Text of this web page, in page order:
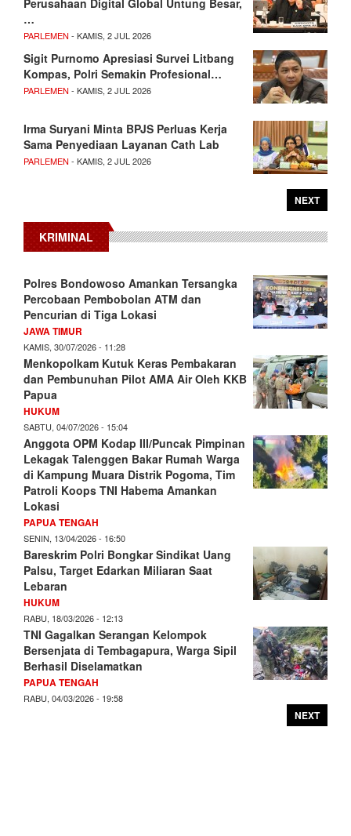
…
PARLEMEN - KAMIS, 2 JUL 2026
Sigit Purnomo Apresiasi Survei Litbang
Kompas, Polri Semakin Profesional…
PARLEMEN - KAMIS, 2 JUL 2026
Irma Suryani Minta BPJS Perluas Kerja
Sama Penyediaan Layanan Cath Lab
PARLEMEN - KAMIS, 2 JUL 2026
NEXT
KRIMINAL
Polres Bondowoso Amankan Tersangka
Percobaan Pembobolan ATM dan
Pencurian di Tiga Lokasi
JAWA TIMUR
KAMIS, 30/07/2026 - 11:28
Menkopolkam Kutuk Keras Pembakaran
dan Pembunuhan Pilot AMA Air Oleh KKB
Papua
HUKUM
SABTU, 04/07/2026 - 15:04
Anggota OPM Kodap III/Puncak Pimpinan
Lekagak Talenggen Bakar Rumah Warga
di Kampung Muara Distrik Pogoma, Tim
Patroli Koops TNI Habema Amankan
Lokasi
PAPUA TENGAH
SENIN, 13/04/2026 - 16:50
Bareskrim Polri Bongkar Sindikat Uang
Palsu, Target Edarkan Miliaran Saat
Lebaran
HUKUM
RABU, 18/03/2026 - 12:13
TNI Gagalkan Serangan Kelompok
Bersenjata di Tembagapura, Warga Sipil
Berhasil Diselamatkan
PAPUA TENGAH
RABU, 04/03/2026 - 19:58
NEXT